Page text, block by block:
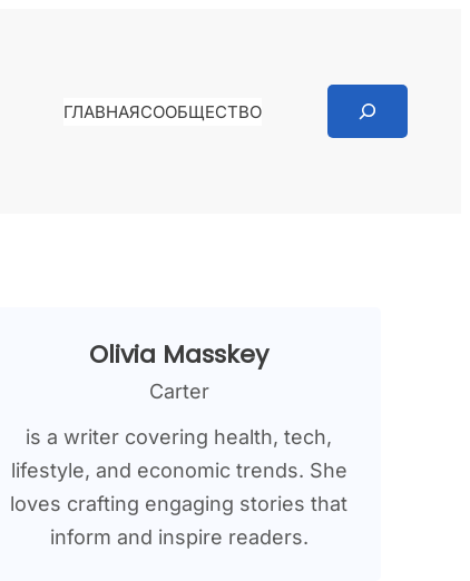
ГЛАВНАЯСООБЩЕСТВО
Search
Olivia Masskey
Carter
is a writer covering health, tech,
lifestyle, and economic trends. She
loves crafting engaging stories that
inform and inspire readers.